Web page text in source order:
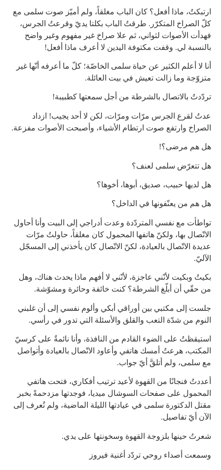
ارتبكتُ، ماذا أفعل؟ كان الباب مغلقاً، ولم أميّز صوت سلمى مع
كلّ الصراخ المتكرّر. طرقتُ الباب بكلتا يديّ وقرعتُ الجرس،
فهدأت الأصوات لثواني، ثم علا صراخ غير مفهوم وغير واضح
بالنسبة لي. وقفت مكتوفة اليدين لا أعرف ماذا أفعل!
أنا لا أعلم الكثير عن حياة سلمى الخاصّة؛ كلّ ما أعرفه أنّها غير
متزوّجة وما زالت تعيش في بيت العائلة.
تردّدتُ بالاتصال بالشرطة من أجل سمعتها كطبيبة!
عدتُ لقرع الجرس مرّات ومرّات، لكن لا أحد يجيب! ازداد
الصراخ وارتفع صوت ارتطام الأشياء، وأصبحت الأصوات مفزعة.
هل هم مرضى؟!
هل تتعرّض سلمى لعنف؟
هل لديها حبيب، صديق، أبوها، أخوها؟
هل هم من يعنّفونها في الداخل؟
تواطأت مع نفسي المتردّدة وعدت أدراجي إلى البيت وأنا أحاول
الاتّصال بها، ولكنّ هاتفها المحمول كان مغلقاً، حاولتُ مرّات
عديدة الاتّصال بالعيادة، لكنّ الاتّصال كان يأخذني إلى المسجّل
الآليّ.
بكيتُ وبكيت لأنّني عاجزة، لأنّني لا أفهم ماذا يحدث هناك، وهل
من حقّي أن أبلّغ الشرطة؟ كنت خائفة وحائرة ومشوّشة.
جلست إلى مكتبي بين أوراقي أبكي وألوم نفسي إلى أن غلبني
النوم من شدّة التعب والقلق والأسئلة التي تدور في رأسي.
استيقظتُ على الضوء القادم من النافذة، وأنا نائمةٌ على كرسيّ
المكتب، هرعتُ أمسك هاتفي وأعاود الاتّصال بالعيادة وأتواصل
مع سلمى، ولم أتلقَّ أيّ جواب.
أعددتُ فنجانًا من القهوة لأعيد ترتيب أفكاري، فتحت هاتفي
المحمول على صفحات السوشال ميديا، فوجدتها مزدحمةً بخبر
مقتل الدكتورة سلمى في عيادتها الليلة الماضية، ولم تُعرف إلى
الآن أيّ تفاصيل.
شعرتُ حينها بلزوجة القهوة وسخونتها على يدي.
وسمعت أصداء روحي تردّد أغنية فيروز